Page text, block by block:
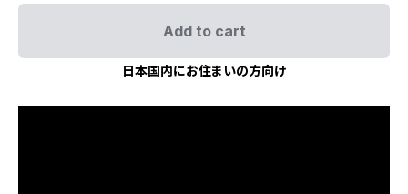
Add to cart
日本国内にお住まいの方向け